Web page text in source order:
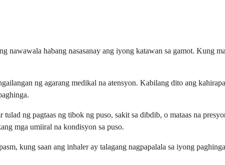
nawawala habang nasasanay ang iyong katawan sa gamot. Kung
ng agarang medikal na atensyon. Kabilang dito ang
ng pagtaas ng tibok ng puso, sakit sa dibdib, o mataas na
mga umiiral na kondisyon sa puso.
kung saan ang inhaler ay talagang nagpapalala sa iyong